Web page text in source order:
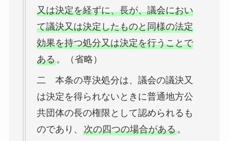
又は決定を経ずに、長が、議会におい
て議決又は決定したものと同様の法定
効果を持つ処分又は決定を行うことで
ある。（省略）
二 本条の専決処分は、議会の議決又
は決定を得られないときに普通地方公
共団体の長の権限として認められるも
のであり、 次の四つの場合がある。